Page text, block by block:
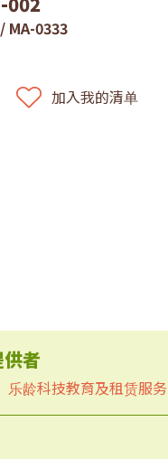
MA-0333
加入我的清单
者
乐龄科技教育及租赁服务